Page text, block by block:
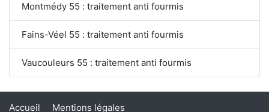
Montmédy 55 : traitement anti fourmis
Fains-Véel 55 : traitement anti fourmis
Vaucouleurs 55 : traitement anti fourmis
Accueil Mentions légales